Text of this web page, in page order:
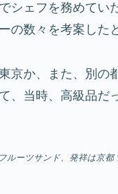
シェフを務めてい
の数々を考案した
京か、また、別の
、当時、高級品だ
ルーツサンド、発祥は京